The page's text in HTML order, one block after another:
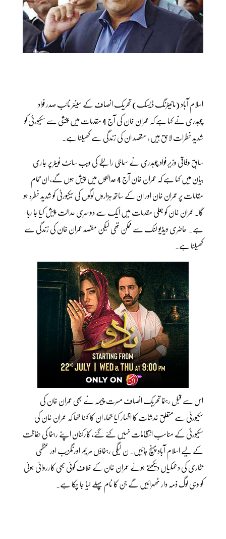
اسلام آباد (مانیٹرنگ ڈیسک) تحریک انصاف کے سینئر نائب صدر فواد
چوہدری نے کہا ہے کہ عمران خان کی آج 4 مقدمات میں پیشی سے سکیورٹی کو
شدید خطرات لاحق ہیں ، مقصد ان کی زندگی سے کھیلنا ہے۔
سابق وفاقی وزیر فواد چوہدری نے سماجی رابطے کی ویب سائٹ ٹویٹر پر جاری
بیان میں کہا ہے کہ عمران خان آج 4 عدالتوں میں پیش ہوں گے، ان تمام
مقامات پر عمران خان اور ان کے ساتھ ہزاروں لوگوں کی سیکیورٹی کو شدید خطرہ ہو
گا۔ عمران خان کو جعلی مقدمات میں ایک سے دوسری عدالت پیش کیا جا رہا
ہے۔ حاضری ویڈیو لنک سے ممکن تھی لیکن مقصد عمران خان کی زندگی سے
کھیلنا ہے۔
اس سے قبل رہنما تحریک انصاف مسرت چیمہ نے بھی عمران خان کی
سکیورٹی سے متعلق خدشات کا اظہار کیا تھا، ان کا کہنا تھا کہ عمران خان کی
سکیورٹی کے مناسب انتظامات نہیں کئے گئے، کارکنان اپنے رہنما کی حفاظت
کے لیے اسلام آباد پہنچ جائیں۔ ن لیگی رہنماؤں مریم اورنگزیب اور عظمی
بخاری کی دھمکیاں دیکھتے ہوئے عمران خان کے خلاف کوئی بھی کارروائی ہوئی
کو وہی لوگ ذمہ دار ٹھہرائیں گے جن کا نام پہلے لیا جا چکا ہے۔